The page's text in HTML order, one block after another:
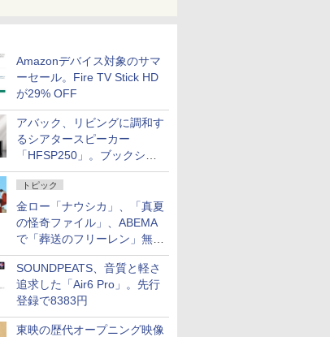
Amazonデバイス対象のサマ
ーセール。Fire TV Stick HD
が29% OFF
アバック、リビングに調和す
るシアタースピーカー
「HFSP250」。ブックシェ
ルフはペア3万円以下
トピック
金ロー「ナウシカ」、「真夏
の怪奇ファイル」、ABEMA
で「葬送のフリーレン」無料
配信など。夏の特番・配信情
報
SOUNDPEATS、音質と軽さ
追求した「Air6 Pro」。先行
登録で8383円
東映の歴代オープニング映像